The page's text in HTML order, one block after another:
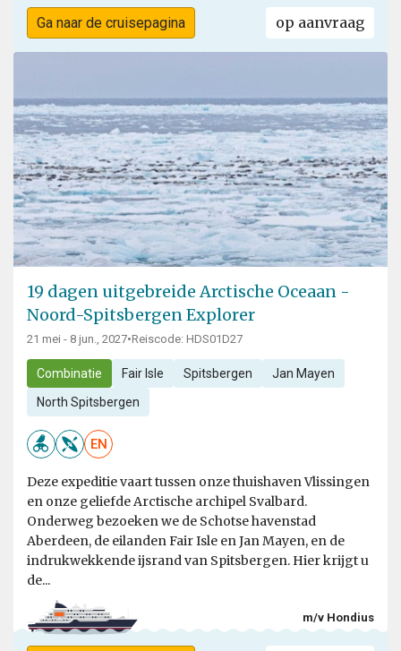
Ga naar de cruisepagina op aanvraag
19 dagen uitgebreide Arctische Oceaan -
Noord-Spitsbergen Explorer
21 mei - 8 jun., 2027•Reiscode: HDS01D27
Combinatie Fair Isle Spitsbergen Jan Mayen
North Spitsbergen
EN
Deze expeditie vaart tussen onze thuishaven Vlissingen
en onze geliefde Arctische archipel Svalbard.
Onderweg bezoeken we de Schotse havenstad
Aberdeen, de eilanden Fair Isle en Jan Mayen, en de
indrukwekkende ijsrand van Spitsbergen. Hier krijgt u
de...
m/v Hondius